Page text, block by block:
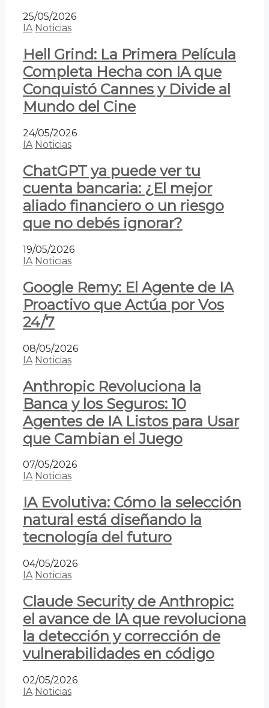
25/05/2026
IA Noticias
Hell Grind: La Primera Película
Completa Hecha con IA que
Conquistó Cannes y Divide al
Mundo del Cine
24/05/2026
IA Noticias
ChatGPT ya puede ver tu
cuenta bancaria: ¿El mejor
aliado financiero o un riesgo
que no debés ignorar?
19/05/2026
IA Noticias
Google Remy: El Agente de IA
Proactivo que Actúa por Vos
24/7
08/05/2026
IA Noticias
Anthropic Revoluciona la
Banca y los Seguros: 10
Agentes de IA Listos para Usar
que Cambian el Juego
07/05/2026
IA Noticias
IA Evolutiva: Cómo la selección
natural está diseñando la
tecnología del futuro
04/05/2026
IA Noticias
Claude Security de Anthropic:
el avance de IA que revoluciona
la detección y corrección de
vulnerabilidades en código
02/05/2026
IA Noticias